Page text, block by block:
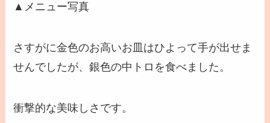
▲メニュー写真
さすがに金色のお高いお皿はひよって手が出せま
せんでしたが、銀色の中トロを食べました。
衝撃的な美味しさです。